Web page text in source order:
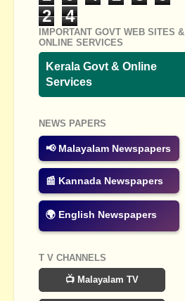
2
4
IMPORTANT GOVT WEB SITES &
ONLINE SERVICES
Kerala Govt & Online
Services
NEWS PAPERS
📢 Malayalam Newspapers
📰 Kannada Newspapers
🌍 English Newspapers
T V CHANNELS
📺 Malayalam TV